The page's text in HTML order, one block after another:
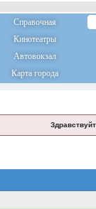
Справочная
Кинотеатры
Автовокзал
Карта города